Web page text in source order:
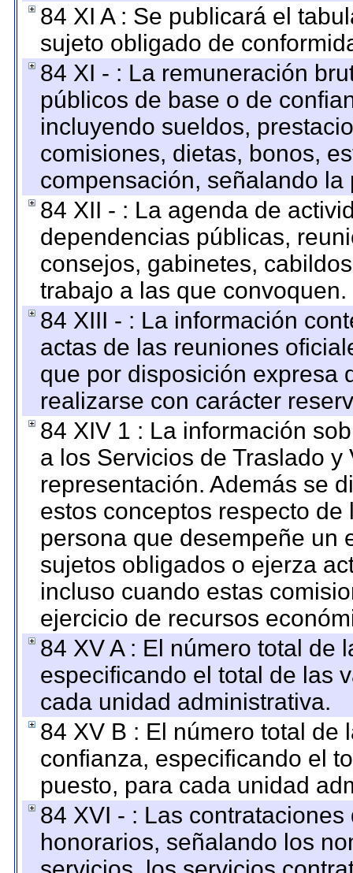
84 XI A : Se publicará el
sujeto obligado de
84 XI - : La remuneración
públicos de base o de
incluyendo sueldos,
comisiones, dietas, bonos,
compensación, señalando
84 XII - : La agenda de
dependencias públicas,
consejos, gabinetes,
trabajo a las que convoquen.
84 XIII - : La información
actas de las reuniones
que por disposición expresa
realizarse con carácter
84 XIV 1 : La información
a los Servicios de Traslado
representación. Además se
estos conceptos respecto
persona que desempeñe un
sujetos obligados o ejerza
incluso cuando estas
ejercicio de recursos
84 XV A : El número total de
especificando el total de las
cada unidad administrativa.
84 XV B : El número total de
confianza, especificando el
puesto, para cada unidad
84 XVI - : Las
honorarios, señalando los